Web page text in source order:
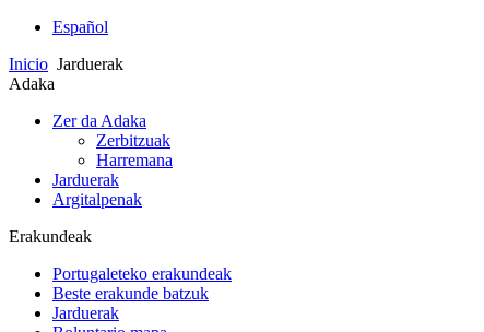
Español
Inicio Jarduerak
Adaka
Zer da Adaka
Zerbitzuak
Harremana
Jarduerak
Argitalpenak
Erakundeak
Portugaleteko erakundeak
Beste erakunde batzuk
Jarduerak